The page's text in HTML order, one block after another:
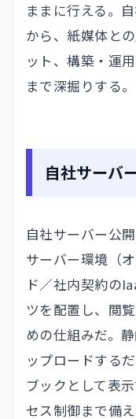
ままに行える。
から、紙媒体と
ット、構築・運
まで深掘りする。
自社サーバ
自社サーバー公
サーバー環境（
ド／社内契約の
ツを配置し、閲
めの仕組みだ。
ップロードする
ブックとして表
セス制御まで備